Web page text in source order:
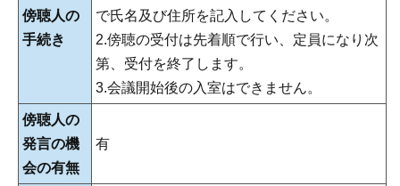
傍聴人の
手続き
で氏名及び住所を記入してください。
2.傍聴の受付は先着順で行い、定員になり次
第、受付を終了します。
3.会議開始後の入室はできません。
傍聴人の
発言の機
会の有無
有